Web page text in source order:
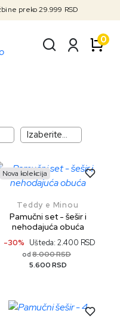
preko 29.999 RSD
0
Nova kolekcija
Teddy e Minou
Pamučni set - šešir i
nehodajuća obuća
-30% Ušteda: 2.400 RSD
od 8.000 RSD
5.600 RSD